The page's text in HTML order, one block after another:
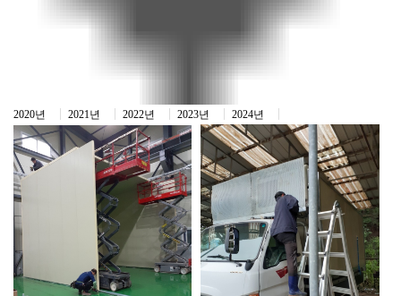
2020년 2021년 2022년 2023년 2024년